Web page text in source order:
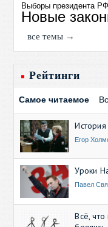
Выборы президента РФ
Новые
все темы →
Рейтинги
Самое читаемое
История
Егор
Уроки
Павел
Всё,